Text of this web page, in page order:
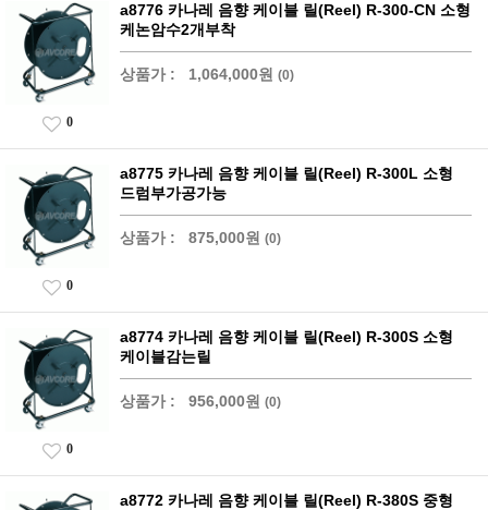
a8776 카나레 음향 케이블 릴(Reel) R-300-CN 소형
케논암수2개부착
상품가 : 1,064,000원 (0)
0
a8775 카나레 음향 케이블 릴(Reel) R-300L 소형
드럼부가공가능
상품가 : 875,000원 (0)
0
a8774 카나레 음향 케이블 릴(Reel) R-300S 소형
케이블감는릴
상품가 : 956,000원 (0)
0
a8772 카나레 음향 케이블 릴(Reel) R-380S 중형